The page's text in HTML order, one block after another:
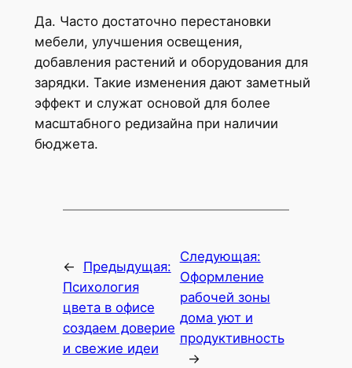
Да. Часто достаточно перестановки
мебели, улучшения освещения,
добавления растений и оборудования для
зарядки. Такие изменения дают заметный
эффект и служат основой для более
масштабного редизайна при наличии
бюджета.
←
Предыдущая:
Психология
цвета в офисе
создаем доверие
и свежие идеи
Следующая:
Оформление
рабочей зоны
дома уют и
продуктивность
→